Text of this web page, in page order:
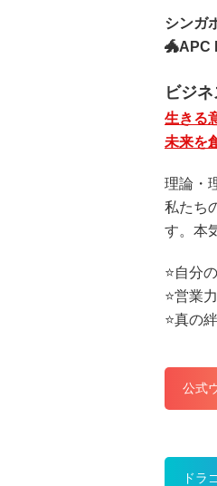
シンガ
🐲APC
ビジ
生きる
未来を
理論・
私たち
す。本
⭐️自分
⭐️営業
⭐️真の
公式
ドラ